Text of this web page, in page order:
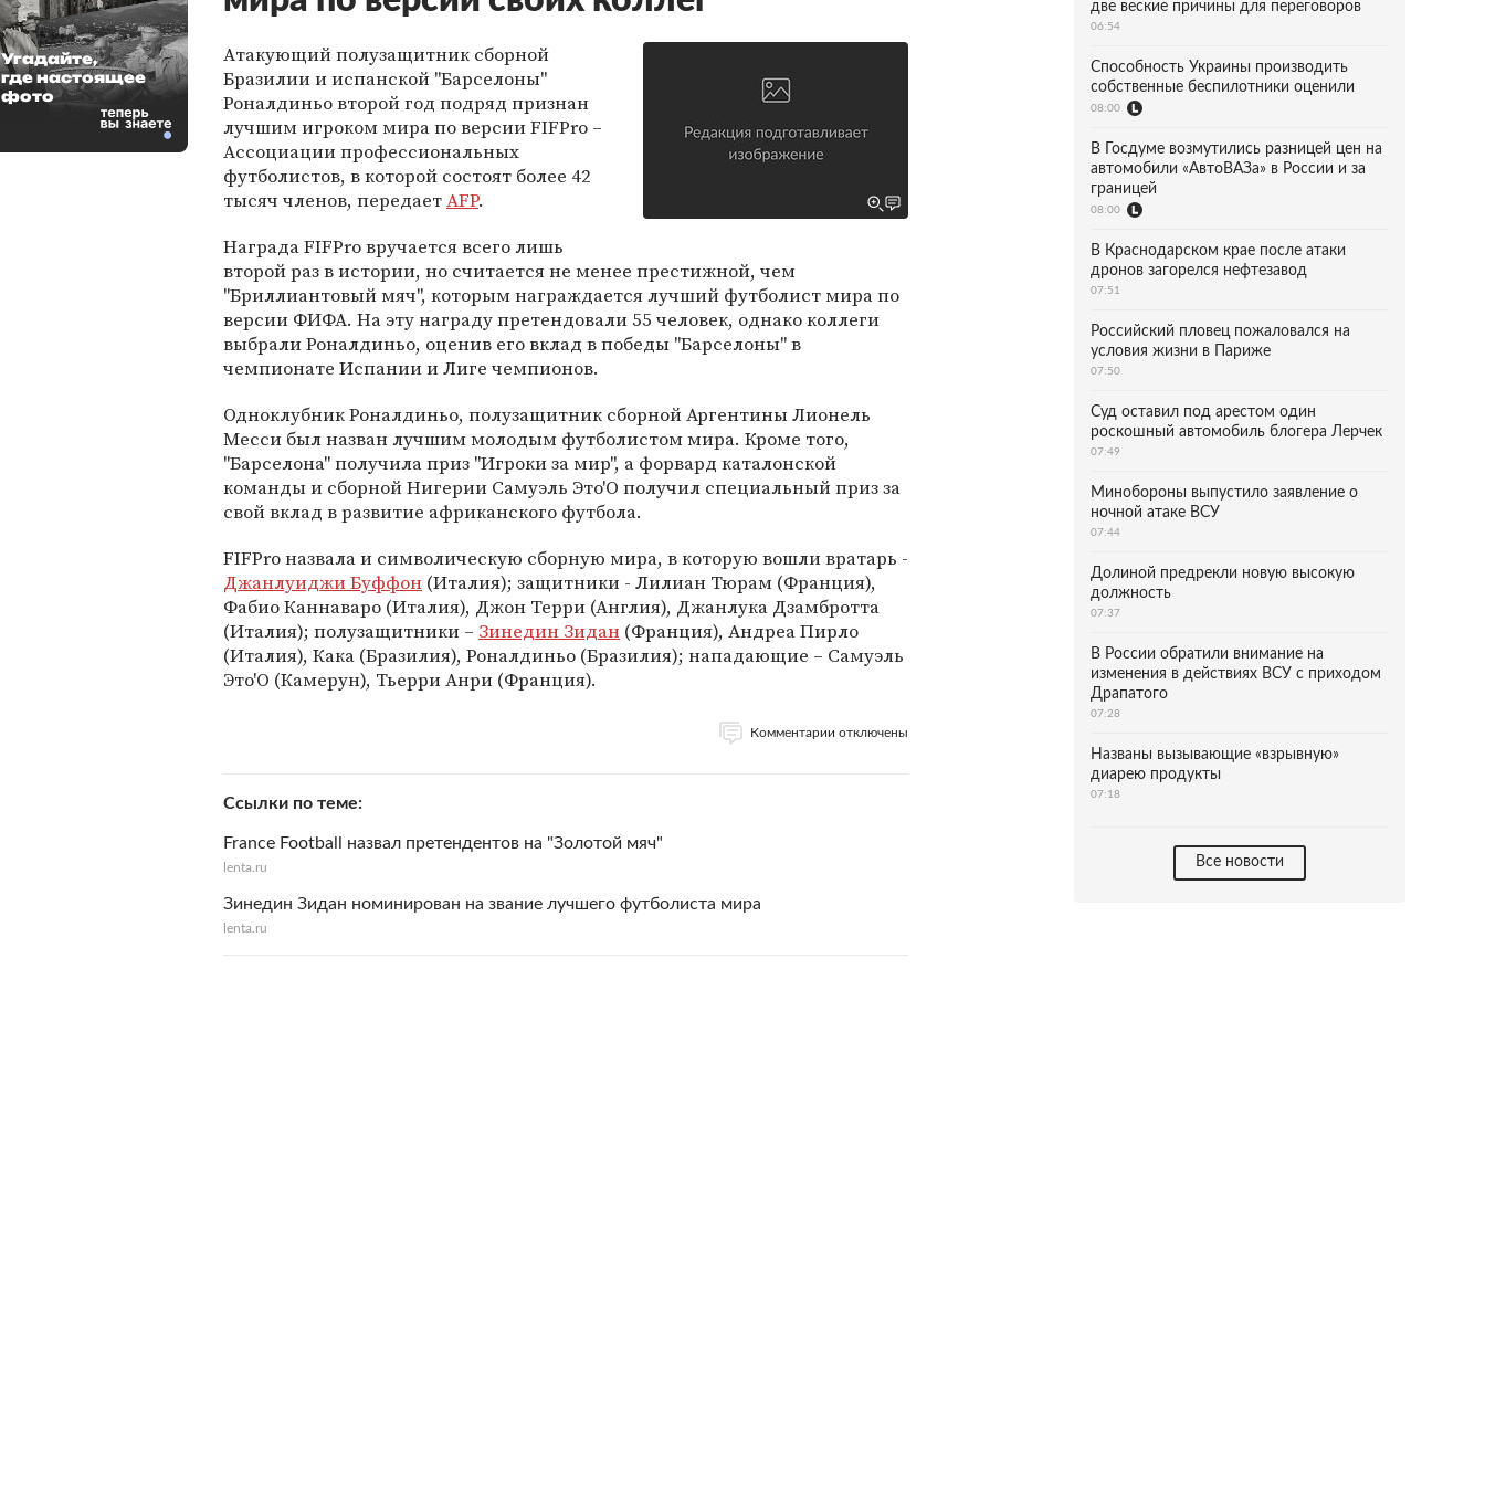
Атакующий полузащитник сборной
Бразилии и испанской "Барселоны"
Роналдиньо второй год подряд признан
лучшим игроком мира по версии FIFPro –
Ассоциации профессиональных
футболистов, в которой состоят более 42
тысяч членов, передаетAFP.
Награда FIFPro вручается всего лишь
второй раз в истории, но считается не менее престижной, чем
"Бриллиантовый мяч", которым награждается лучший футболист мира по
версии ФИФА. На эту награду претендовали 55 человек, однако коллеги
выбрали Роналдиньо, оценив его вклад в победы "Барселоны" в
чемпионате Испании и Лиге чемпионов.
Одноклубник Роналдиньо, полузащитник сборной Аргентины Лионель
Месси был назван лучшим молодым футболистом мира. Кроме того,
"Барселона" получила приз "Игроки за мир", а форвард каталонской
команды и сборной Нигерии Самуэль Это'О получил специальный приз за
свой вклад в развитие африканского футбола.
FIFPro назвала и символическую сборную мира, в которую вошли вратарь -
Джанлуиджи Буффон (Италия); защитники - Лилиан Тюрам (Франция),
Фабио Каннаваро (Италия), Джон Терри (Англия), Джанлука Дзамбротта
(Италия); полузащитники – Зинедин Зидан (Франция), Андреа Пирло
(Италия), Кака (Бразилия), Роналдиньо (Бразилия); нападающие – Самуэль
Это'О (Камерун), Тьерри Анри (Франция).
Комментарии отключены
Ссылки по теме
France Football назвал претендентов на "Золотой мяч"
lenta.ru
Зинедин Зидан номинирован на звание лучшего футболиста мира
lenta.ru
Угадайте,
где настоящее
фото
две веские причины для переговоров
06:54
Способность Украины производить
собственные беспилотники оценили
08:00
В Госдуме возмутились разницей цен на
автомобили «АвтоВАЗа» в России и за
границей
08:00
В Краснодарском крае после атаки
дронов загорелся нефтезавод
07:51
Российский пловец пожаловался на
условия жизни в Париже
07:50
Суд оставил под арестом один
роскошный автомобиль блогера Лерчек
07:49
Минобороны выпустило заявление о
ночной атаке ВСУ
07:44
Долиной предрекли новую высокую
должность
07:37
В России обратили внимание на
изменения в действиях ВСУ с приходом
Драпатого
07:28
Названы вызывающие «взрывную»
диарею продукты
07:18
Все новости